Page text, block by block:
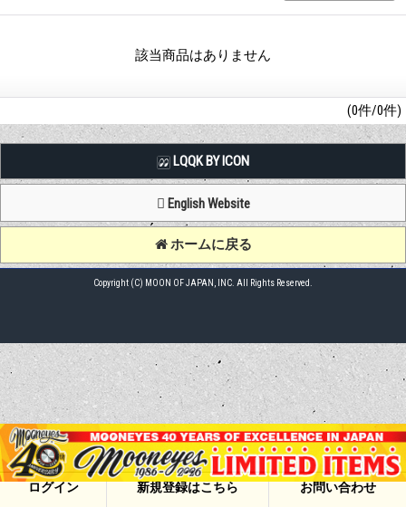
ログイン 新規登録はこちら お問い合わせ
該当商品はありません
(0件/0件)
LQQK BY ICON
English Website
ホームに戻る
Copyright (C) MOON OF JAPAN, INC. All Rights Reserved.